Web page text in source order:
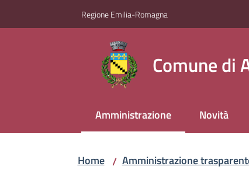
Regione Emilia-Romagna
Comune di
Amministrazione
Menu selezionato Novità
Home / Amministrazione